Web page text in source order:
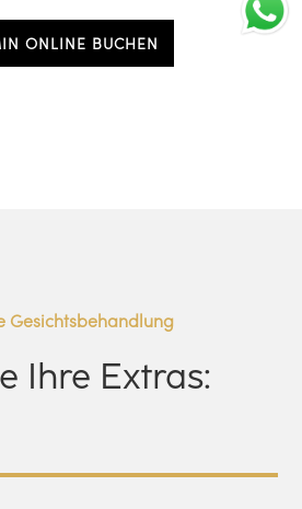
ONLINE BUCHEN
Gesichtsbehandlung
Ihre Extras: